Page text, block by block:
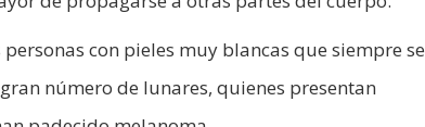
con pieles muy blancas que siempre se
número de lunares, quienes presentan